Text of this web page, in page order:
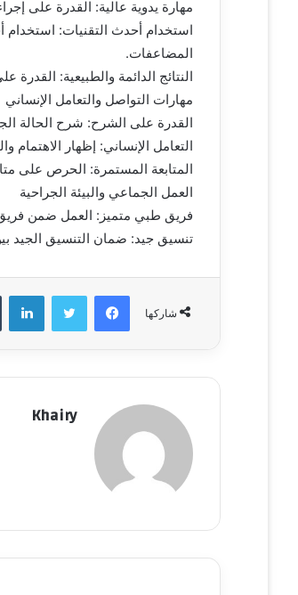
ا
مهارة يدوية عالية: القدرة على
استخدام أحدث التقنيات: استخدام
المضاعفات.
النتائج الدائمة والطبيعية:
مهارات التواصل والتعامل الإنساني
القدرة على الشرح: شرح الحالة
التعامل الإنساني: إظهار
المتابعة المستمرة: الحرص على
العمل الجماعي والبيئة الجراحية
فريق طبي متميز: العمل ضمن فريق
تنسيق جيد: ضمان التنسيق الجيد
شاركها
فيسبوك تويتر لينكدإن
Khairy